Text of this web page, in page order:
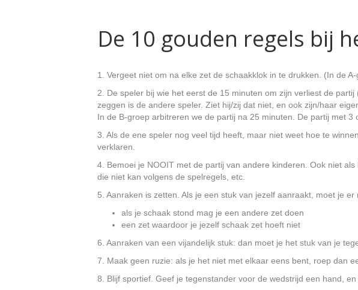
De 10 gouden regels bij
1. Vergeet niet om na elke zet de schaakklok in te drukken. (In de
2. De speler bij wie het eerst de 15 minuten om zijn verliest de
zeggen is de andere speler. Ziet hij/zij dat niet, en ook zijn/haar
In de B-groep arbitreren we de partij na 25 minuten. De partij met 3
3. Als de ene speler nog veel tijd heeft, maar niet weet hoe te
verklaren.
4. Bemoei je NOOIT met de partij van andere kinderen. Ook niet
die niet kan volgens de spelregels, etc.
5. Aanraken is zetten. Als je een stuk van jezelf aanraakt, moet je
als je schaak stond mag je een andere zet doen
een zet waardoor je jezelf schaak zet hoeft niet
6. Aanraken van een vijandelijk stuk: dan moet je het stuk van je
7. Maak geen ruzie: als je het niet met elkaar eens bent, roep dan
8. Blijf sportief. Geef je tegenstander voor de wedstrijd een hand,